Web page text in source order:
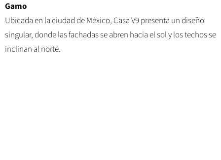
Gamo
Ubicada en la ciudad de México, Casa V9 presenta un diseño
singular, donde las fachadas se abren hacia el sol y los techos se
inclinan al norte.